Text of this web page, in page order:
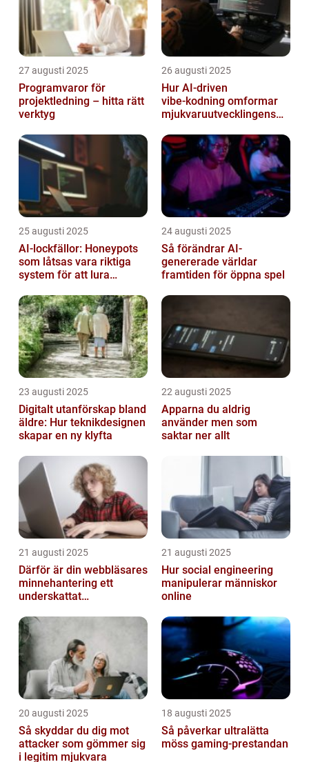
27 augusti 2025
Programvaror för
projektledning – hitta rätt
verktyg
26 augusti 2025
Hur AI‑driven
vibe‑kodning omformar
mjukvaruutvecklingens
25 augusti 2025
AI-lockfällor: Honeypots
som låtsas vara riktiga
system för att lura
24 augusti 2025
Så förändrar AI-
genererade världar
framtiden för öppna spel
23 augusti 2025
Digitalt utanförskap bland
äldre: Hur teknikdesignen
skapar en ny klyfta
22 augusti 2025
Apparna du aldrig
använder men som
saktar ner allt
21 augusti 2025
Därför är din webbläsares
minnehantering ett
underskattat
21 augusti 2025
Hur social engineering
manipulerar människor
online
20 augusti 2025
Så skyddar du dig mot
attacker som gömmer sig
i legitim mjukvara
18 augusti 2025
Så påverkar ultralätta
möss gaming-prestandan